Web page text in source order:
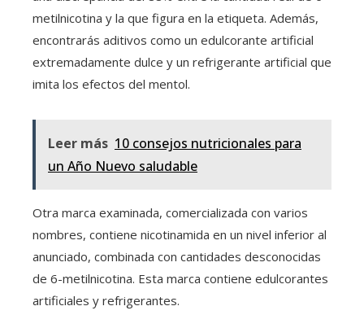
metilnicotina y la que figura en la etiqueta. Además,
encontrarás aditivos como un edulcorante artificial
extremadamente dulce y un refrigerante artificial que
imita los efectos del mentol.
Leer más 10 consejos nutricionales para
un Año Nuevo saludable
Otra marca examinada, comercializada con varios
nombres, contiene nicotinamida en un nivel inferior al
anunciado, combinada con cantidades desconocidas
de 6-metilnicotina. Esta marca contiene edulcorantes
artificiales y refrigerantes.